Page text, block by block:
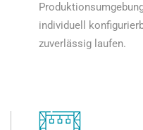
individuell
zuverlässig laufen.